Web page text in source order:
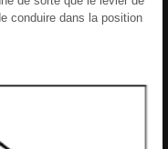
conduire dans la position